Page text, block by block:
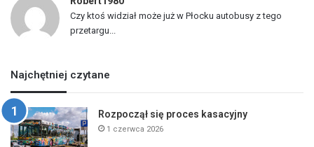
Czy ktoś widział może już w Płocku autobusy z tego
przetargu...
Najchętniej czytane
Rozpoczął się proces kasacyjny
1 czerwca 2026